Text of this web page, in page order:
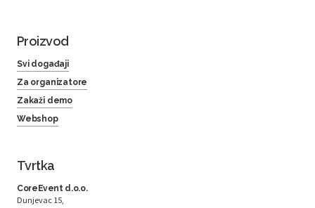
Proizvod
Svi događaji
Za organizatore
Zakaži demo
Webshop
Tvrtka
CoreEvent d.o.o.
Dunjevac 15,